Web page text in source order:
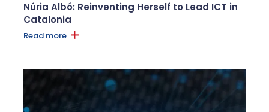
Núria Albó: Reinventing Herself to Lead ICT in
Catalonia
Read more